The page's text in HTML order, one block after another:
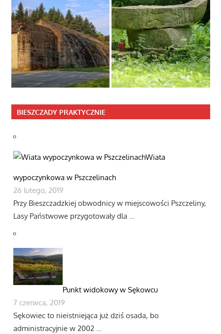
BIESZCZADY PRAKTYCZNIE
Wiata
wypoczynkowa w Pszczelinach
26 lutego, 2019
Przy Bieszczadzkiej obwodnicy w miejscowości Pszczeliny,
Lasy Państwowe przygotowały dla …
Punkt widokowy w Sękowcu
7 czerwca, 2019
Sękowiec to nieistniejąca już dziś osada, bo
administracyjnie w 2002 …